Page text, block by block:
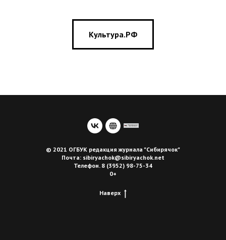
Культура.РФ
© 2021 ОГБУК редакция журнала "Сибирячок"
Почта: sibiryachok@sibiryachok.net
Телефон. 8 (3952) 98-75-34
0+
Наверх